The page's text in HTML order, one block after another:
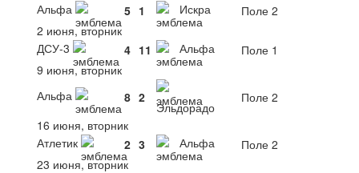
Альфа
5 1 Искра
Поле 2
2 июня, вторник
ДСУ-3
4 11 Альфа
Поле 1
9 июня, вторник
Альфа
8 2
Эльдорадо
Поле 2
16 июня, вторник
Атлетик
2 3 Альфа
Поле 2
23 июня, вторник